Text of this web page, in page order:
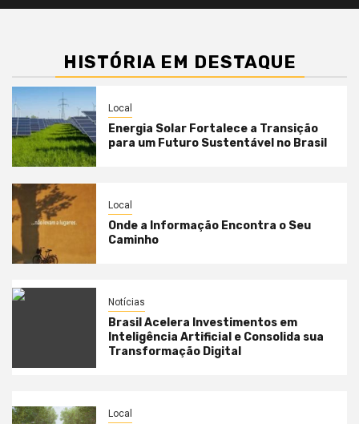
HISTÓRIA EM DESTAQUE
Local
Energia Solar Fortalece a Transição
para um Futuro Sustentável no Brasil
Local
Onde a Informação Encontra o Seu
Caminho
Notícias
Brasil Acelera Investimentos em
Inteligência Artificial e Consolida sua
Transformação Digital
Local